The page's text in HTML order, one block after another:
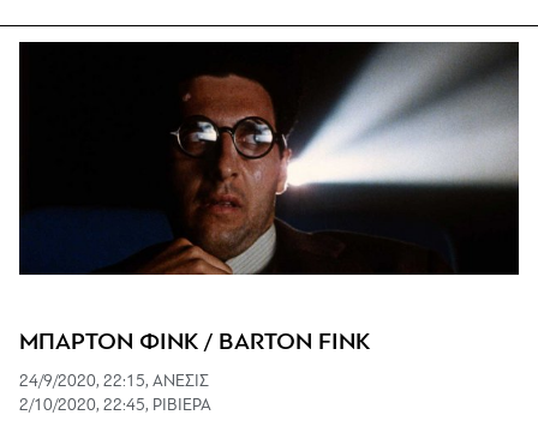
ΜΠΑΡΤΟΝ ΦΙΝΚ / BARTON FINK
24/9/2020, 22:15, ΑΝΕΣΙΣ
2/10/2020, 22:45, ΡΙΒΙΕΡΑ